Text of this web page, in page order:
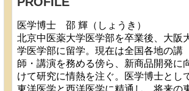
医学博士 邵 輝（しょうき）
北京中医薬大学医学部を卒業後、大阪
学医学部に留学。現在は全国各地の講
師・講演を務める傍ら、新商品開発に
けて研究に情熱を注ぐ。医学博士とし
東洋医学と西洋医学に精通し、将来の